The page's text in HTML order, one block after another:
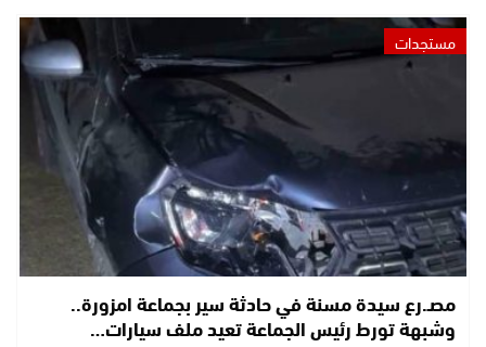
مستجدات
مصـ.رع سيدة مسنة في حادثة سير بجماعة امزورة..
وشبهة تورط رئيس الجماعة تعيد ملف سيارات…